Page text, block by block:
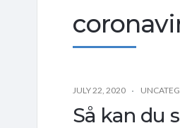
JULY 22, 2020
Så kan du